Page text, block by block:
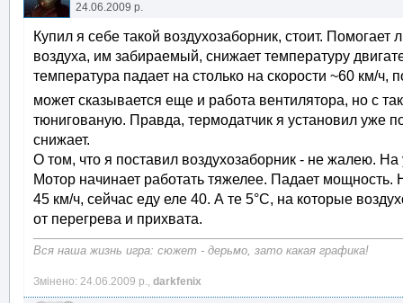
24.06.2009 р.
Купил я себе такой воздухозаборник, стоит.
воздуха, им забираемый, снижает температуру
температура падает на столько на скорости ~60 км/
может сказывается еще и работа вентилятора, но с
тюнигованую. Правда, термодатчик я установил уже
снижает.
О том, что я поставил воздухозаборник - не жалею.
Мотор начинает работать тяжелее. Падает мощность.
45 км/ч, сейчас еду еле 40. А те 5°С, на которые
от перегрева и прихвата.
Вся наша жизнь игра: сюжет - дерьмо, зато какая графика!
Змінено: 24.06.2009 р., darkfenix